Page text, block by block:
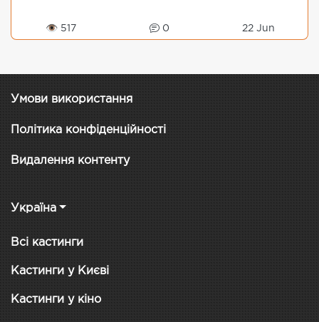
👁 517 0 22 Jun
Умови використання
Політика конфіденційності
Видалення контенту
Україна
Всі кастинги
Кастинги у Києві
Кастинги у кіно